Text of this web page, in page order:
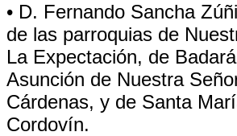
• D. Fernando Sancha
de las parroquias de
La Expectación, de
Asunción de Nuestra
Cárdenas, y de Santa
Cordovín.